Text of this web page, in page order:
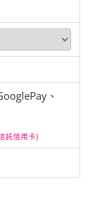
、
託信用卡)